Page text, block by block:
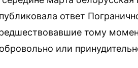
ответ
тому
или